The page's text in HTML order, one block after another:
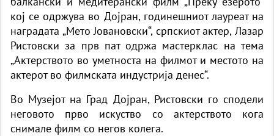
кој се одржува во Дојран, годинешниот лауреат на
наградата „Мето Јовановски“, српскиот актер, Лазар
Ристовски за прв пат одржа мастерклас на тема
„Aктерството во уметноста на филмот и местото на
актерот во филмската индустрија денес“.
Во Музејот на Град Дојран, Ристовски го сподели
неговото прво искуство со актерството кога
снимале филм со негов колега.